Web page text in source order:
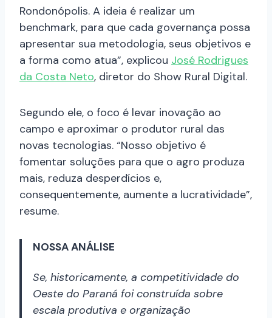
Rondonópolis. A ideia é realizar um
benchmark, para que cada governança possa
apresentar sua metodologia, seus objetivos e
a forma como atua”, explicou José Rodrigues
da Costa Neto, diretor do Show Rural Digital.
Segundo ele, o foco é levar inovação ao
campo e aproximar o produtor rural das
novas tecnologias. “Nosso objetivo é
fomentar soluções para que o agro produza
mais, reduza desperdícios e,
consequentemente, aumente a lucratividade”,
resume.
NOSSA ANÁLlSE
Se, historicamente, a competitividade do
Oeste do Paraná foi construída sobre
escala produtiva e organização